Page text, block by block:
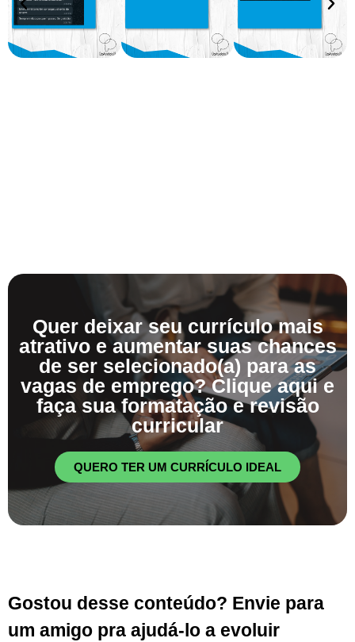
Quer deixar seu currículo mais
atrativo e aumentar suas chances
de ser selecionado(a) para as
vagas de emprego? Clique aqui e
faça sua formatação e revisão
curricular
QUERO TER UM CURRÍCULO IDEAL
Gostou desse conteúdo? Envie para
um amigo pra ajudá-lo a evoluir